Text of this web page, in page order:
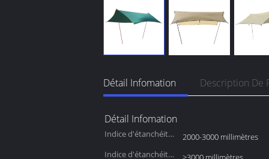
Détail Infomation Description De
Détail Infomation
Indice d'étanchéité
2000-3000 millimètres
Indice d'étanchéité